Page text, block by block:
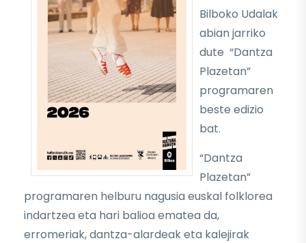
Bilboko Udalak
abian jarriko
dute “Dantza
Plazetan”
programaren
beste edizio
bat.
“Dantza
Plazetan”
programaren helburu nagusia euskal folklorea
indartzea eta hari balioa ematea da,
erromeriak, dantza-alardeak eta kalejirak